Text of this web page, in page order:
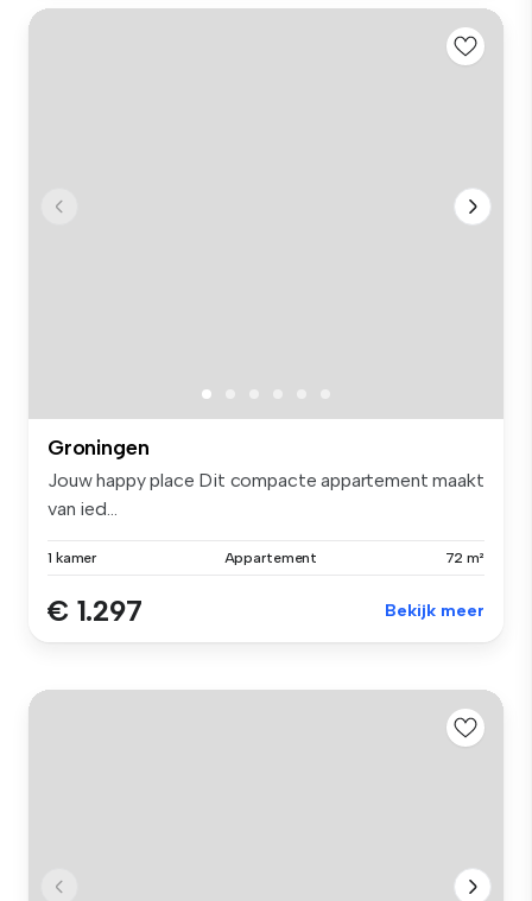
Groningen
Jouw happy place Dit compacte appartement maakt
van ied...
1 kamer Appartement 72 m²
€ 1.297 Bekijk meer